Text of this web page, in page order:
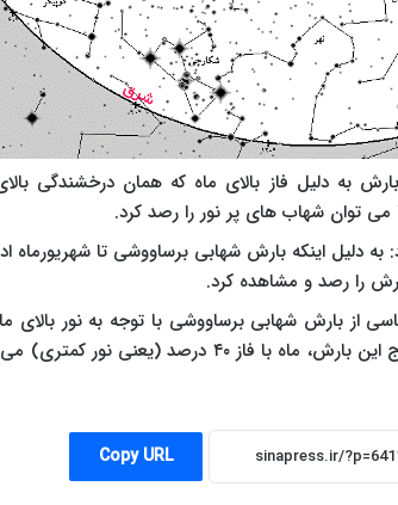
به دلیل فاز بالای ماه که همان درخشندگی
می توان شهاب های پر نور را رصد کرد.
به دلیل اینکه بارش شهابی برساووشی تا شهریورماه
را رصد و مشاهده کرد.
از بارش شهابی برساووشی با توجه به نور بالای
تصریح کرد: در شب های آتی بعد از اوج این بارش، ماه با
Copy URL